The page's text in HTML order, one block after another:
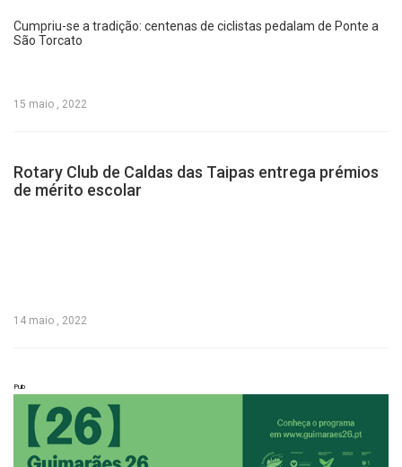
Cumpriu-se a tradição: centenas de ciclistas pedalam de Ponte a
São Torcato
15 maio , 2022
Rotary Club de Caldas das Taipas entrega prémios
de mérito escolar
14 maio , 2022
Pub